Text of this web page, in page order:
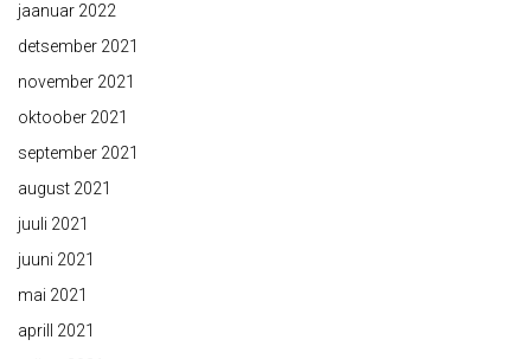
jaanuar 2022
detsember 2021
november 2021
oktoober 2021
september 2021
august 2021
juuli 2021
juuni 2021
mai 2021
aprill 2021